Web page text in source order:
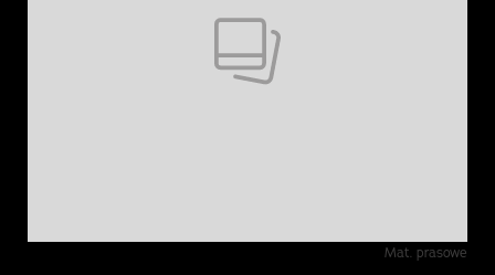
Mat. prasowe